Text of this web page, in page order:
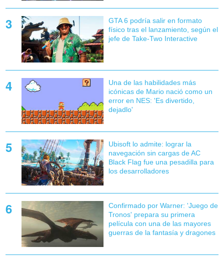
GTA 6 podría salir en formato
físico tras el lanzamiento, según el
jefe de Take-Two Interactive
Una de las habilidades más
icónicas de Mario nació como un
error en NES: 'Es divertido,
dejadlo'
Ubisoft lo admite: lograr la
navegación sin cargas de AC
Black Flag fue una pesadilla para
los desarrolladores
Confirmado por Warner: 'Juego de
Tronos' prepara su primera
película con una de las mayores
guerras de la fantasía y dragones